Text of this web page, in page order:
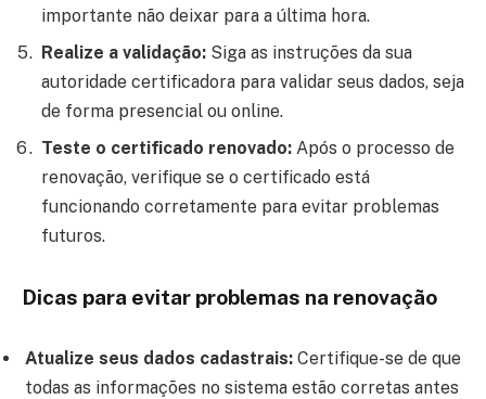
importante não deixar para a última hora.
Realize a validação: Siga as instruções da sua
autoridade certificadora para validar seus dados, seja
de forma presencial ou online.
Teste o certificado renovado: Após o processo de
renovação, verifique se o certificado está
funcionando corretamente para evitar problemas
futuros.
Dicas para evitar problemas na renovação
Atualize seus dados cadastrais: Certifique-se de que
todas as informações no sistema estão corretas antes